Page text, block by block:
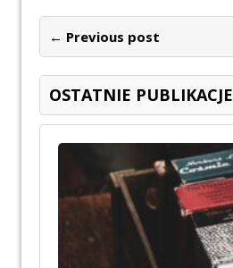
← Previous post
OSTATNIE PUBLIKACJE